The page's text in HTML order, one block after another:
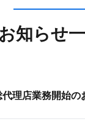
お知らせ
理店業務開始の